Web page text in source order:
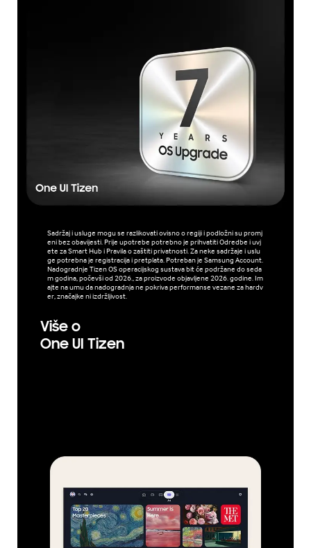
Sadržaj i usluge mogu se razlikovati ovisno o regiji i podložni su promj
eni bez obavijesti. Prije upotrebe potrebno je prihvatiti Odredbe i uvj
ete za Smart Hub i Pravila o zaštiti privatnosti. Za neke sadržaje i uslu
ge potrebna je registracija i pretplata. Potreban je Samsung Account.
Nadogradnje Tizen OS operacijskog sustava bit će podržane do seda
m godina, počevši od 2026., za proizvode objavljene 2026. godine. Im
ajte na umu da nadogradnja ne pokriva performanse vezane za hardv
er, značajke ni izdržljivost.
Više o
One UI Tizen